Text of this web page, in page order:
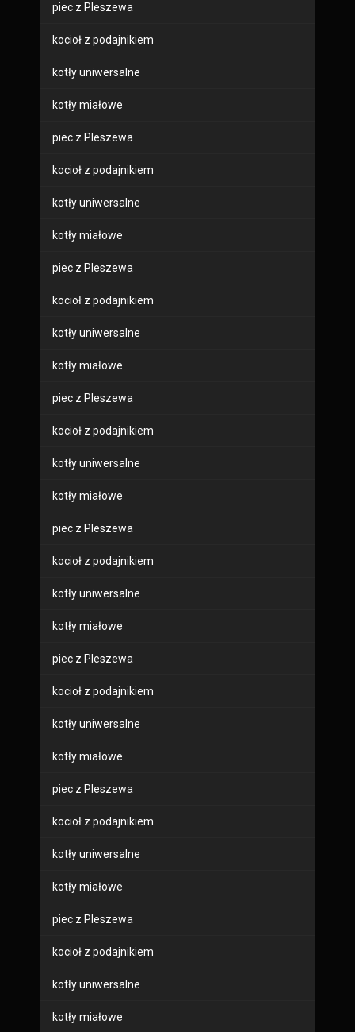
piec z Pleszewa
kocioł z podajnikiem
kotły uniwersalne
kotły miałowe
piec z Pleszewa
kocioł z podajnikiem
kotły uniwersalne
kotły miałowe
piec z Pleszewa
kocioł z podajnikiem
kotły uniwersalne
kotły miałowe
piec z Pleszewa
kocioł z podajnikiem
kotły uniwersalne
kotły miałowe
piec z Pleszewa
kocioł z podajnikiem
kotły uniwersalne
kotły miałowe
piec z Pleszewa
kocioł z podajnikiem
kotły uniwersalne
kotły miałowe
piec z Pleszewa
kocioł z podajnikiem
kotły uniwersalne
kotły miałowe
piec z Pleszewa
kocioł z podajnikiem
kotły uniwersalne
kotły miałowe